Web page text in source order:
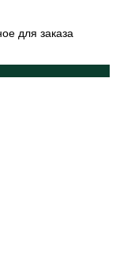
для заказа